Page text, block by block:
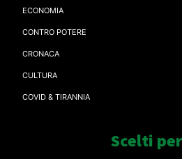
ECONOMIA
CONTRO POTERE
CRONACA
CULTURA
COVID & TIRANNIA
Scelti